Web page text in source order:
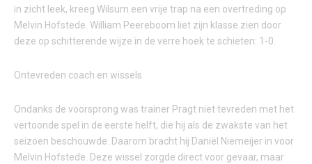
in zicht leek, kreeg Wilsum een vrije trap na een overtreding op
Melvin Hofstede. William Peereboom liet zijn klasse zien door
deze op schitterende wijze in de verre hoek te schieten: 1-0.
Ontevreden coach en wissels
Ondanks de voorsprong was trainer Pragt niet tevreden met het
vertoonde spel in de eerste helft, die hij als de zwakste van het
seizoen beschouwde. Daarom bracht hij Daniël Niemeijer in voor
Melvin Hofstede. Deze wissel zorgde direct voor gevaar, maar